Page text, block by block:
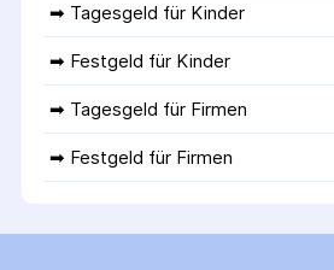
➡ Tagesgeld für Kinder
➡ Festgeld für Kinder
➡ Tagesgeld für Firmen
➡ Festgeld für Firmen